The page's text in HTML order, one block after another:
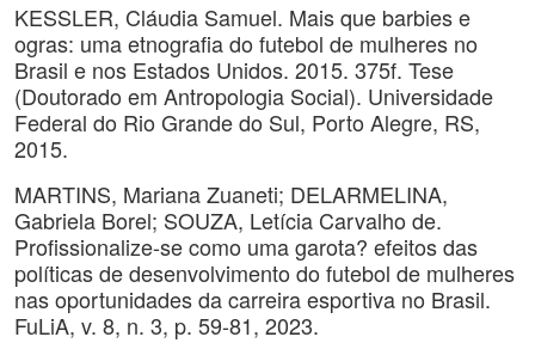
KESSLER, Cláudia Samuel. Mais que barbies e
ogras: uma etnografia do futebol de mulheres no
Brasil e nos Estados Unidos. 2015. 375f. Tese
(Doutorado em Antropologia Social). Universidade
Federal do Rio Grande do Sul, Porto Alegre, RS,
2015.
MARTINS, Mariana Zuaneti; DELARMELINA,
Gabriela Borel; SOUZA, Letícia Carvalho de.
Profissionalize-se como uma garota? efeitos das
políticas de desenvolvimento do futebol de mulheres
nas oportunidades da carreira esportiva no Brasil.
FuLiA, v. 8, n. 3, p. 59-81, 2023.